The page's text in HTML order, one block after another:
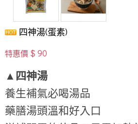
四神湯(蛋素)
特惠價 $ 90
▲四神湯
養生補氣必喝湯品
藥膳湯頭溫和好入口